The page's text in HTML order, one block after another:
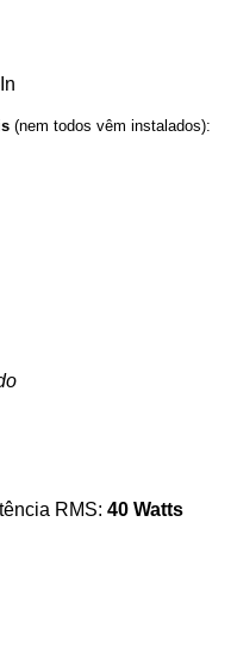
(nem todos vêm instalados):
RMS: 40 Watts